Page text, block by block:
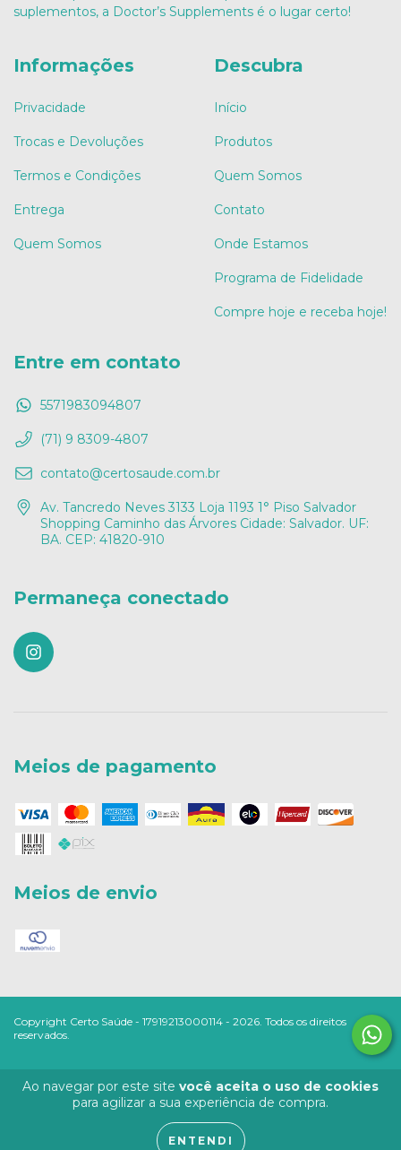
Ao navegar por este site você aceita o uso de cookies
para agilizar a sua experiência de compra.
ENTENDI
suplementos, a Doctor’s Supplements é o lugar certo!
Informações
Privacidade
Trocas e Devoluções
Termos e Condições
Entrega
Quem Somos
Descubra
Início
Produtos
Quem Somos
Contato
Onde Estamos
Programa de Fidelidade
Compre hoje e receba hoje!
Entre em contato
5571983094807
(71) 9 8309-4807
contato@certosaude.com.br
Av. Tancredo Neves 3133 Loja 1193 1° Piso Salvador
Shopping Caminho das Árvores Cidade: Salvador. UF:
BA. CEP: 41820-910
Permaneça conectado
Meios de pagamento
Meios de envio
Copyright Certo Saúde - 17919213000114 - 2026. Todos os direitos
reservados.